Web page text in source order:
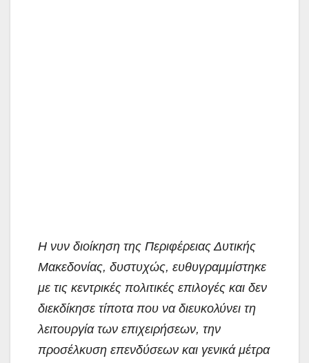
Η νυν διοίκηση της Περιφέρειας Δυτικής
Μακεδονίας, δυστυχώς, ευθυγραμμίστηκε
με τις κεντρικές πολιτικές επιλογές και δεν
διεκδίκησε τίποτα που να διευκολύνει τη
λειτουργία των επιχειρήσεων, την
προσέλκυση επενδύσεων και γενικά μέτρα